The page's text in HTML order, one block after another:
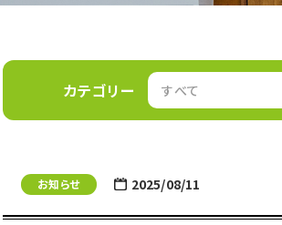
お知らせ 2025/08/11
カテゴリー